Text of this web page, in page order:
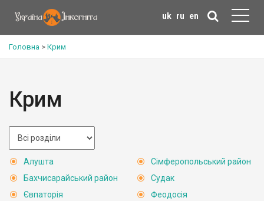
uk ru en
Головна > Крим
Крим
Алушта
Бахчисарайський район
Євпаторія
Сімферопольський район
Судак
Феодосія